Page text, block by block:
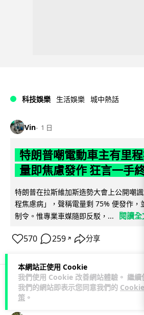
本網站正使用 Cookie
我們使用 Cookie 改善網站體驗。 繼續
我們的網站即表示您同意我們的
策 。
科技娛樂 生活娛樂 城中熱話
Vin 1 日
特朗普嘲電動車主有里
量即焦慮發作 狂言一手
特朗普在拉斯維加斯造勢大會上公開嘲
程焦慮病」，聲稱電量剩 75% 便發作，
制令。惟專業車媒隨即反駁，...
閱讀全
570 259 ↗ 分享
人工智能